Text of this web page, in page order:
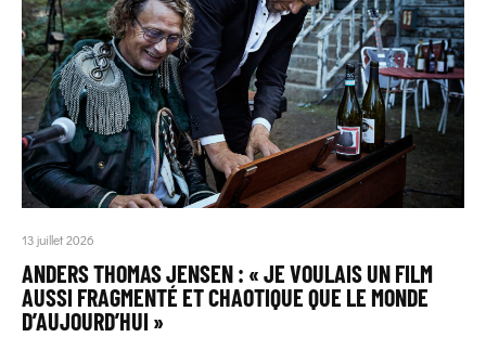
13 juillet 2026
ANDERS THOMAS JENSEN : « JE VOULAIS UN FILM
AUSSI FRAGMENTÉ ET CHAOTIQUE QUE LE MONDE
D’AUJOURD’HUI »